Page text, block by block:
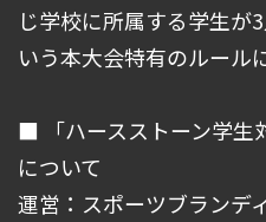
じ学校に所属する学生が
いう本大会特有のルール
■ 「ハースストーン学生
について
運営：スポーツブランデ